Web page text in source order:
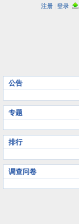
公告
专题
排行
调查问卷